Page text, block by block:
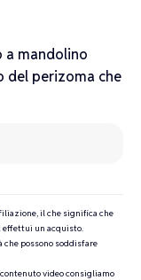
a mandolino
del perizoma che
il che significa che
effettui un acquisto.
possono soddisfare
video consigliamo